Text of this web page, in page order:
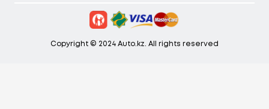
Copyright © 2024 Auto.kz. All rights reserved